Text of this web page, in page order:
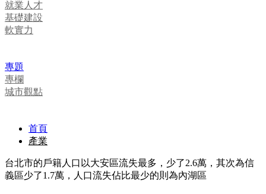
就業人才
基礎建設
軟實力
專題
專欄
城市觀點
首頁
產業
台北市的戶籍人口以大安區流失最多，少了2.6萬，其次為信
義區少了1.7萬，人口流失佔比最少的則為內湖區